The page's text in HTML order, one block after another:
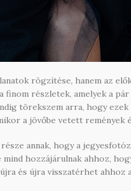
rögzítése, hanem az
finom részletek, amelyek a
törekszem arra, hogy
a jövőbe vetett
annak, hogy a
hozzájárulnak ahhoz,
és újra visszatérhet